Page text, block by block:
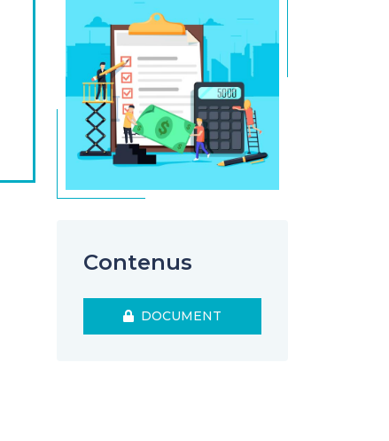
Contenus
DOCUMENT